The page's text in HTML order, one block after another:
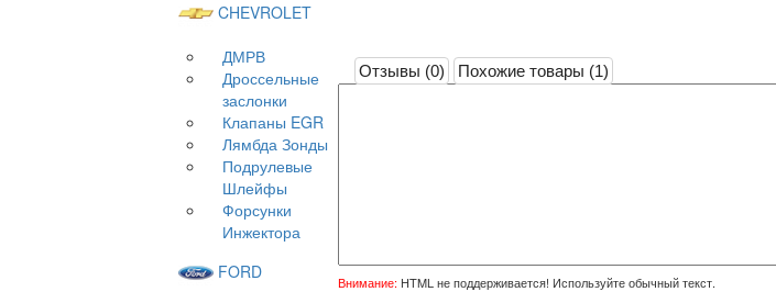
CHEVROLET
ДМРВ
Дроссельные
заслонки
Клапаны EGR
Лямбда Зонды
Подрулевые
Шлейфы
Форсунки
Инжектора
FORD
Отзывы (0) Похожие товары (1)
Внимание: HTML не поддерживается! Используйте обычный текст.